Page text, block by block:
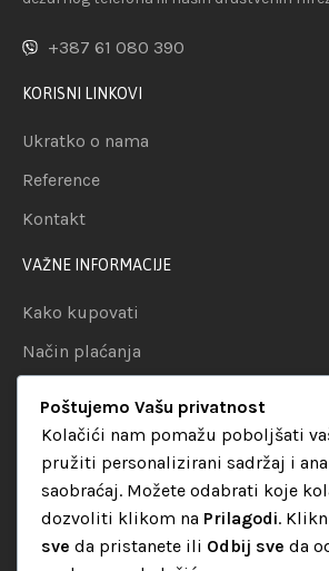
+387 61 080 390
KORISNI LINKOVI
Ukratko o nama
Reference
Kontakt
VAŽNE INFORMACIJE
Kako kupovati
Način plaćanja
Politika privatnosti
KATEGORIJE
Audio oprema
LED dekorativna rasvjeta
Poštujemo Vašu privatnost
Kolačići nam pomažu poboljšati
pružiti personalizirani sadržaj i
saobraćaj. Možete odabrati koje
dozvoliti klikom na Prilagodi.
sve da pristanete ili Odbij sve da